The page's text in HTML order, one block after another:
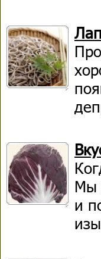
Мы
и